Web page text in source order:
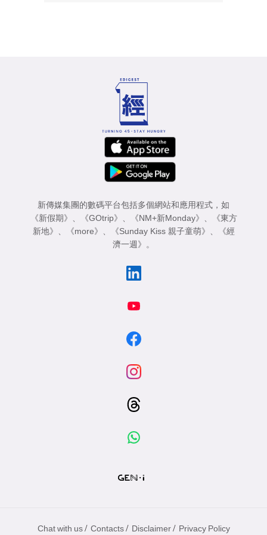
新傳媒集團的數碼平台包括多個網站和應用程式，如
《新假期》
《GOtrip》 《NM+新Monday》
《東方
新地》
《more》 《Sunday Kiss 親子童萌》
《經
濟一週》
。
Chat with us / Contacts / Disclaimer / Privacy Policy